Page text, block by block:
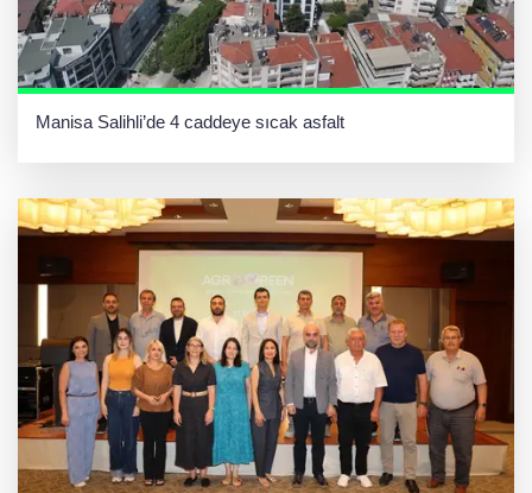
Manisa Salihli’de 4 caddeye sıcak asfalt